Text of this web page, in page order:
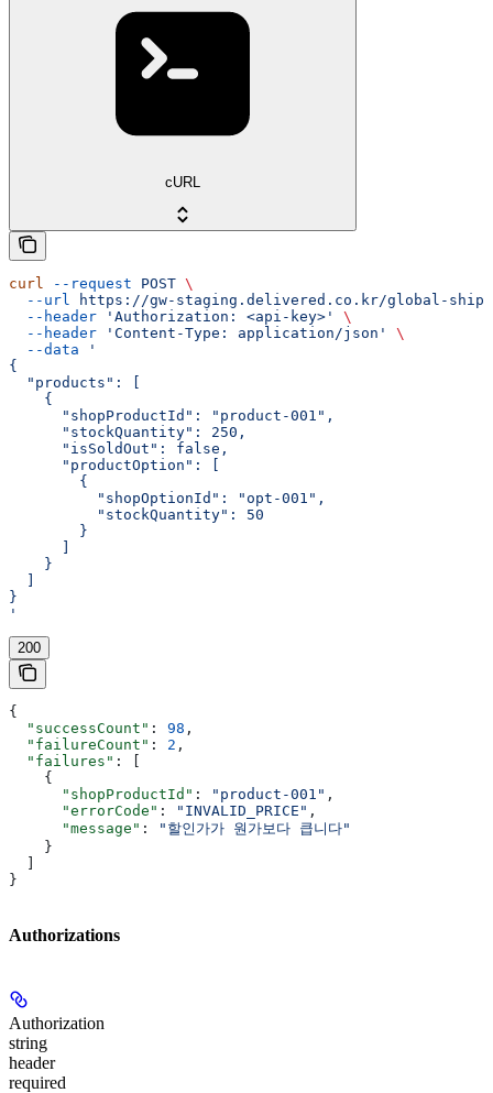
cURL
curl --request POST \
  --url
https://gw-staging.delivered.co.kr/global-
  --header
'Authorization: <api-key>'
\
  --header
'Content-Type: application/json'
\
  --data
'
{
  "products": [
    {
      "shopProductId": "product-001",
      "stockQuantity": 250,
      "isSoldOut": false,
      "productOption": [
        {
          "shopOptionId": "opt-001",
          "stockQuantity": 50
        }
    }
}
'
200
{
  "successCount"
: 98 ,
  "failureCount"
: 2 ,
  "failures"
: [
    {
      "shopProductId"
: "product-001" ,
      "errorCode"
: "INVALID_PRICE" ,
      "message"
:
"할인가가 원가보다 큽니다"
    }
}
Authorizations
Authorization
string
header
required